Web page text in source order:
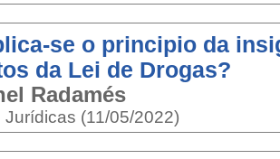
se o principio da
da Lei de Drogas?
Radamés
Jurídicas (11/05/2022)